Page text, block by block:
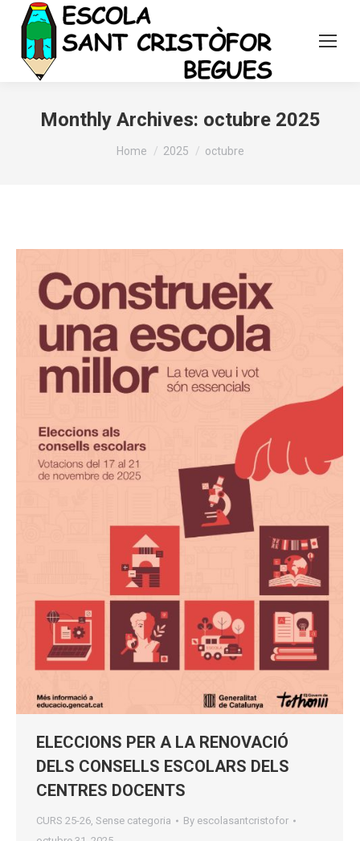
Monthly Archives: octubre 2025
You are here:
Home 2025 octubre
ELECCIONS PER A LA RENOVACIÓ
DELS CONSELLS ESCOLARS DELS
CENTRES DOCENTS
CURS 25-26, Sense categoria By escolasantcristofor